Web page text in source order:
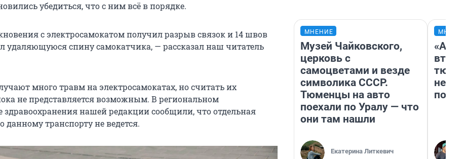
убедиться, что с ним всё в порядке.
с электросамокатом получил разрыв связок и 14 швов
удаляющуюся спину самокатчика, — рассказал наш читатель
много травм на электросамокатах, но считать их
не представляется возможным. В региональном
здравоохранения нашей редакции сообщили, что отдельная
данному транспорту не ведется.
МНЕНИЕ
Музей Чайковского,
церковь с
самоцветами и везде
символика СССР.
Тюменцы на авто
поехали по Уралу — что
они там нашли
Екатерина Литкевич